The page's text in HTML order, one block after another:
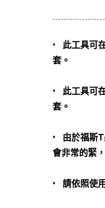
• 此工具可
套。
• 此工具可
套。
• 由於福斯
會非常的緊
• 請依照使